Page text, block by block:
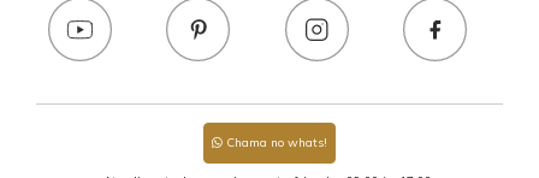
Chama no whats!